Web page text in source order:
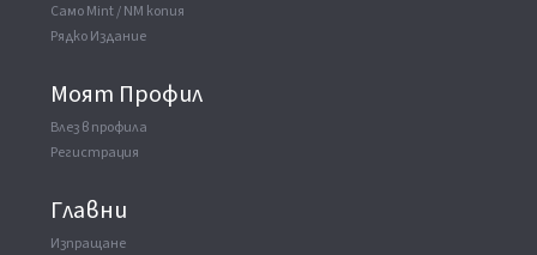
Само Mint / NM копия
Рядко Издание
Моят Профил
Влез в профила
Регистрация
Главни
Изпращане